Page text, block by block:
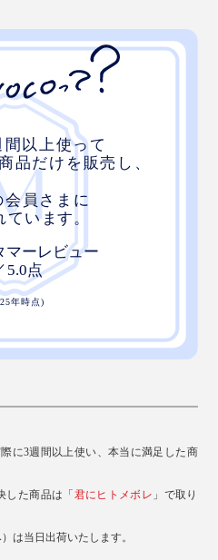
に3週間以上使い、本当に満足した商
した商品は「 君にヒトメボレ 」で取り
は当日出荷いたします。